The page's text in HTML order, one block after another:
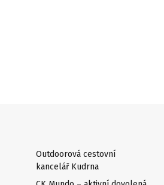
Outdoorová cestovní
kancelář Kudrna